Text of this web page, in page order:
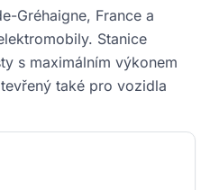
Gréhaigne, France a
Stanice
s maximálním výkonem
také pro vozidla